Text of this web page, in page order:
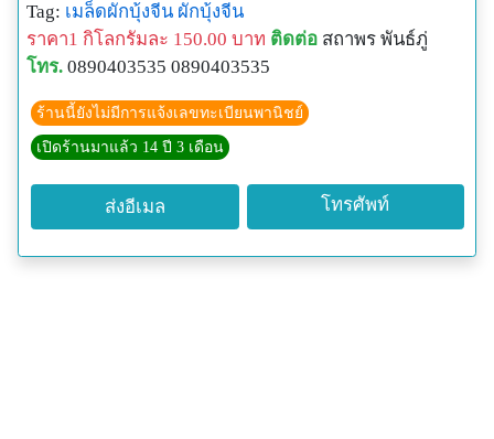
Tag: เมล็ดผักบุ้งจีน ผักบุ้งจีน
ราคา1 กิโลกรัมละ 150.00 บาท ติดต่อ สถาพร พันธ์ภู่
โทร. 0890403535 0890403535
ร้านนี้ยังไม่มีการแจ้งเลขทะเบียนพานิชย์
เปิดร้านมาแล้ว 14 ปี 3 เดือน
ส่งอีเมล โทรศัพท์